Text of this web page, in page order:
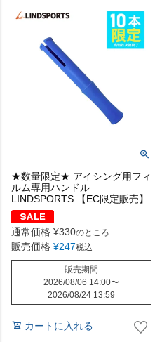
★数量限定★ アイシング用フィ
ルム専用ハンドル
LINDSPORTS 【EC限定販売】
通常価格 ¥330のところ
販売価格 ¥247税込
販売期間
2026/08/06 14:00〜
2026/08/24 13:59
カートに入れる